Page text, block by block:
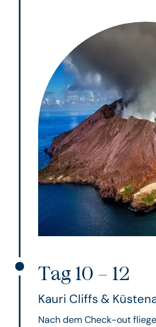
Tag 10 – 12
Kauri Cliffs &
Nach dem Check-out